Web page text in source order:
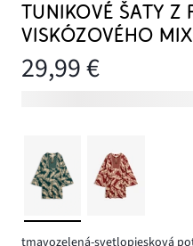
TUNIKOVÉ ŠATY Z
VISKÓZOVÉHO
29,99 €
tmavozelená-svetlopiesková